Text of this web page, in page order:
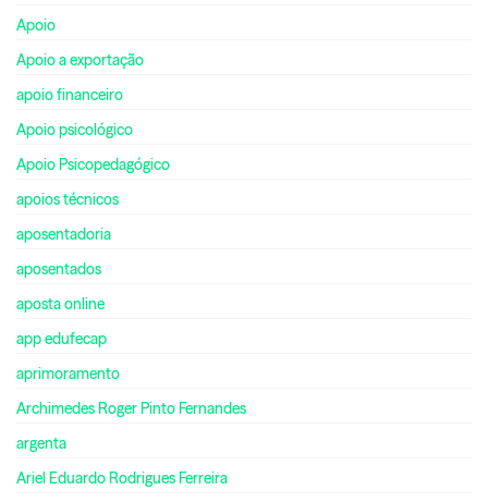
Apoio
Apoio a exportação
apoio financeiro
Apoio psicológico
Apoio Psicopedagógico
apoios técnicos
aposentadoria
aposentados
aposta online
app edufecap
aprimoramento
Archimedes Roger Pinto Fernandes
argenta
Ariel Eduardo Rodrigues Ferreira